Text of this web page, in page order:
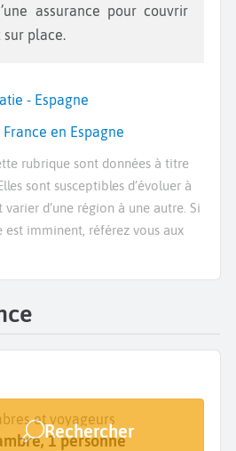
assurance pour couvrir
sur place.
- Espagne
en Espagne
rubrique sont données à titre
sont susceptibles d’évoluer à
d’une région à une autre. Si
imminent, référez vous aux
de votre séjour
et voyageurs
1 personne
Rechercher